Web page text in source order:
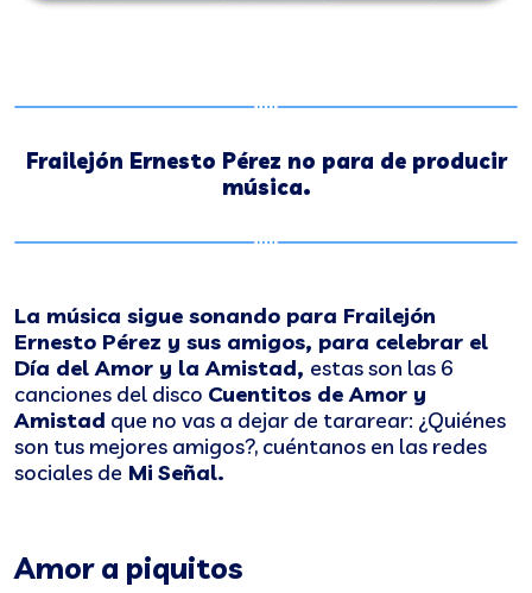
Frailejón Ernesto Pérez no para de producir
música.
La música sigue sonando para Frailejón
Ernesto Pérez y sus amigos, para celebrar el
Día del Amor y la Amistad, estas son las 6
canciones del disco Cuentitos de Amor y
Amistad que no vas a dejar de tararear: ¿Quiénes
son tus mejores amigos?, cuéntanos en las redes
sociales de Mi Señal.
Amor a piquitos